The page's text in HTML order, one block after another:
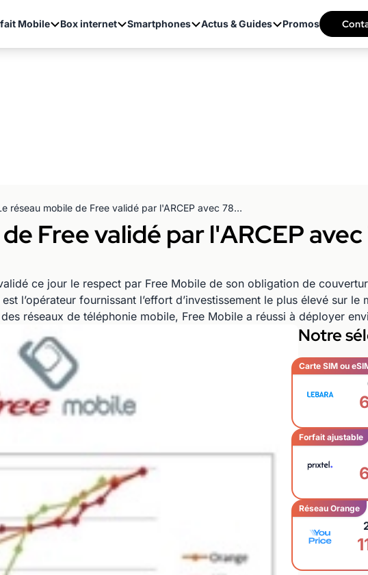
Mobile Box internet Smartphones Actus & Guides Promos
Le réseau mobile de Free validé par l'ARCEP avec 78% de couverture 3G!
Free validé par l'ARCEP avec
ce jour le respect par Free Mobile de son obligation de
l’opérateur fournissant l’effort d’investissement le plus élevé sur le
réseaux de téléphonie mobile, Free Mobile a réussi à déployer
Notre
Carte SIM ou
Forfait ajustable
Réseau Orange